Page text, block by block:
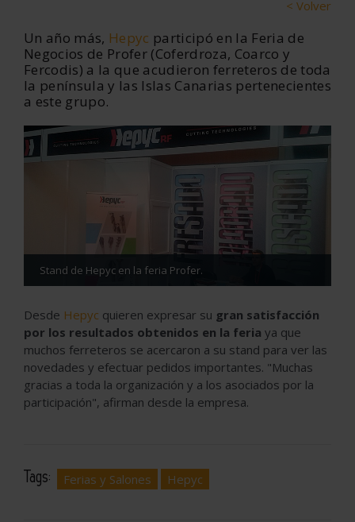
< Volver
Un año más, Hepyc participó en la Feria de
Negocios de Profer (Coferdroza, Coarco y
Fercodis) a la que acudieron ferreteros de toda
la península y las Islas Canarias pertenecientes
a este grupo.
Stand de Hepyc en la feria Profer.
Desde Hepyc quieren expresar su gran satisfacción
por los resultados obtenidos en la feria ya que
muchos ferreteros se acercaron a su stand para ver las
novedades y efectuar pedidos importantes. "Muchas
gracias a toda la organización y a los asociados por la
participación", afirman desde la empresa.
Tags: Ferias y Salones Hepyc